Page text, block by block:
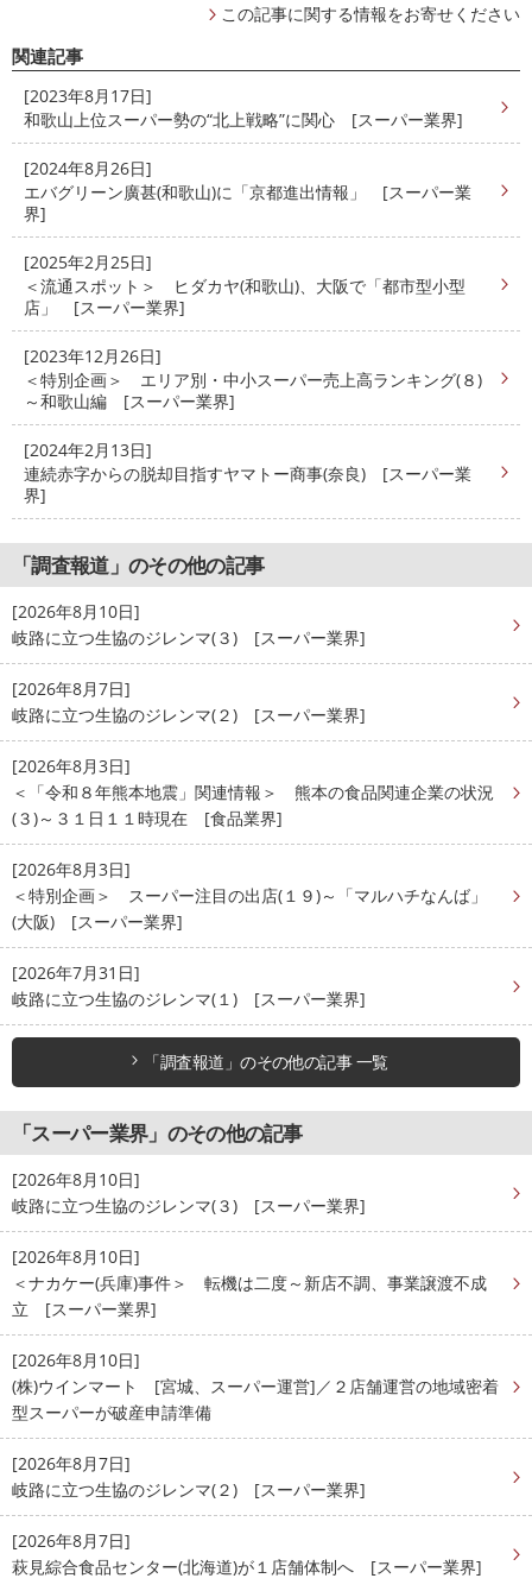
この記事に関する情報をお寄せください
関連記事
[2023年8月17日]
和歌山上位スーパー勢の“北上戦略”に関心 [スーパー業界]
[2024年8月26日]
エバグリーン廣甚(和歌山)に「京都進出情報」 [スーパー業
界]
[2025年2月25日]
＜流通スポット＞ ヒダカヤ(和歌山)、大阪で「都市型小型
店」 [スーパー業界]
[2023年12月26日]
＜特別企画＞ エリア別・中小スーパー売上高ランキング(８)
～和歌山編 [スーパー業界]
[2024年2月13日]
連続赤字からの脱却目指すヤマトー商事(奈良) [スーパー業
界]
「調査報道」のその他の記事
[2026年8月10日]
岐路に立つ生協のジレンマ(３) [スーパー業界]
[2026年8月7日]
岐路に立つ生協のジレンマ(２) [スーパー業界]
[2026年8月3日]
＜「令和８年熊本地震」関連情報＞ 熊本の食品関連企業の状況
(３)～３１日１１時現在 [食品業界]
[2026年8月3日]
＜特別企画＞ スーパー注目の出店(１９)～「マルハチなんば」
(大阪) [スーパー業界]
[2026年7月31日]
岐路に立つ生協のジレンマ(１) [スーパー業界]
「調査報道」のその他の記事 一覧
「スーパー業界」のその他の記事
[2026年8月10日]
岐路に立つ生協のジレンマ(３) [スーパー業界]
[2026年8月10日]
＜ナカケー(兵庫)事件＞ 転機は二度～新店不調、事業譲渡不成
立 [スーパー業界]
[2026年8月10日]
(株)ウインマート [宮城、スーパー運営]／２店舗運営の地域密着
型スーパーが破産申請準備
[2026年8月7日]
岐路に立つ生協のジレンマ(２) [スーパー業界]
[2026年8月7日]
萩見綜合食品センター(北海道)が１店舗体制へ [スーパー業界]